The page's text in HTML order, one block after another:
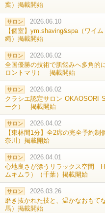
葉）掲載開始
サロン
2026.06.10
【個室】ym.shaving&spa（ワイ
縄）掲載開始
サロン
2026.06.02
全国優勝の技術で肌悩みへ多角的
ロントマリ） 掲載開始
サロン
2026.06.02
クラシエ認定サロン OKAOSORI
ーク） 掲載開始
サロン
2026.04.02
【東林間1分】全2席の完全予約
奈川）掲載開始
サロン
2026.04.01
心地良さが漂うリラックス空間
ムキムラ）（千葉）掲載開始
サロン
2026.03.26
磨き抜かれた技と、温かなおも
馬）掲載開始